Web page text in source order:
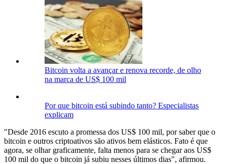
Bitcoin volta a avançar e renova recorde, de olho
na marca de US$ 100 mil
Por que bitcoin está subindo tanto? Especialistas
explicam
"Desde 2016 escuto a promessa dos US$ 100 mil, por saber que o
bitcoin e outros criptoativos são ativos bem elásticos. Fato é que
agora, se olhar graficamente, falta menos para se chegar aos US$
100 mil do que o bitcoin já subiu nesses últimos dias", afirmou.